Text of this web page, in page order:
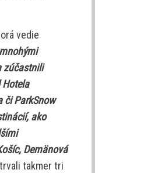
vedie
zúčastnili
Hotela
či ParkSnow
ako
Demänová
takmer tri